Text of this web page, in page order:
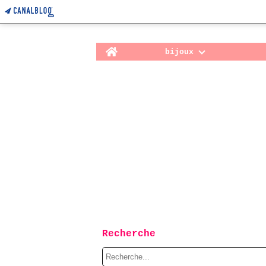
Home
bijoux
Recherche